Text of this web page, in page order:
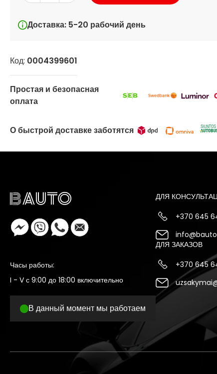
Доставка: 5-20 рабочий день
Код: 0004399601
Простая и безопасная
оплата
О быстрой доставке заботятся
Часы работы:
I - V с 9:00 до 18:00 включительно
В данный момент мы работаем
ДЛЯ
+370 645
ДЛЯ ЗАКАЗОВ
+370 645